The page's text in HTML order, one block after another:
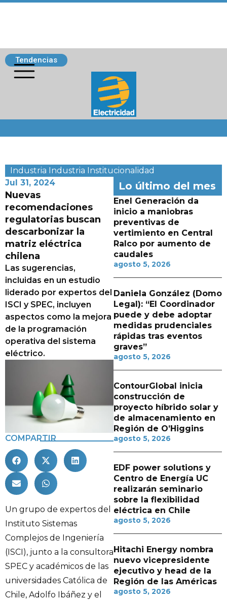
Tendencias
Industria Industria Institucionalidad
Jul 31, 2024
Nuevas
recomendaciones
regulatorias buscan
descarbonizar la
matriz eléctrica
chilena
Las sugerencias,
incluidas en un estudio
liderado por expertos del
ISCI y SPEC, incluyen
aspectos como la mejora
de la programación
operativa del sistema
eléctrico.
COMPARTIR
Un grupo de expertos del
Instituto Sistemas
Complejos de Ingeniería
(ISCI), junto a la consultora
SPEC y académicos de las
universidades Católica de
Chile, Adolfo Ibáñez y el
Lo último del mes
Enel Generación da
inicio a maniobras
preventivas de
vertimiento en Central
Ralco por aumento de
caudales
agosto 5, 2026
Daniela González (Domo
Legal): “El Coordinador
puede y debe adoptar
medidas prudenciales
rápidas tras eventos
graves”
agosto 5, 2026
ContourGlobal inicia
construcción de
proyecto híbrido solar y
de almacenamiento en
Región de O’Higgins
agosto 5, 2026
EDF power solutions y
Centro de Energía UC
realizarán seminario
sobre la flexibilidad
eléctrica en Chile
agosto 5, 2026
Hitachi Energy nombra
nuevo vicepresidente
ejecutivo y head de la
Región de las Américas
agosto 5, 2026